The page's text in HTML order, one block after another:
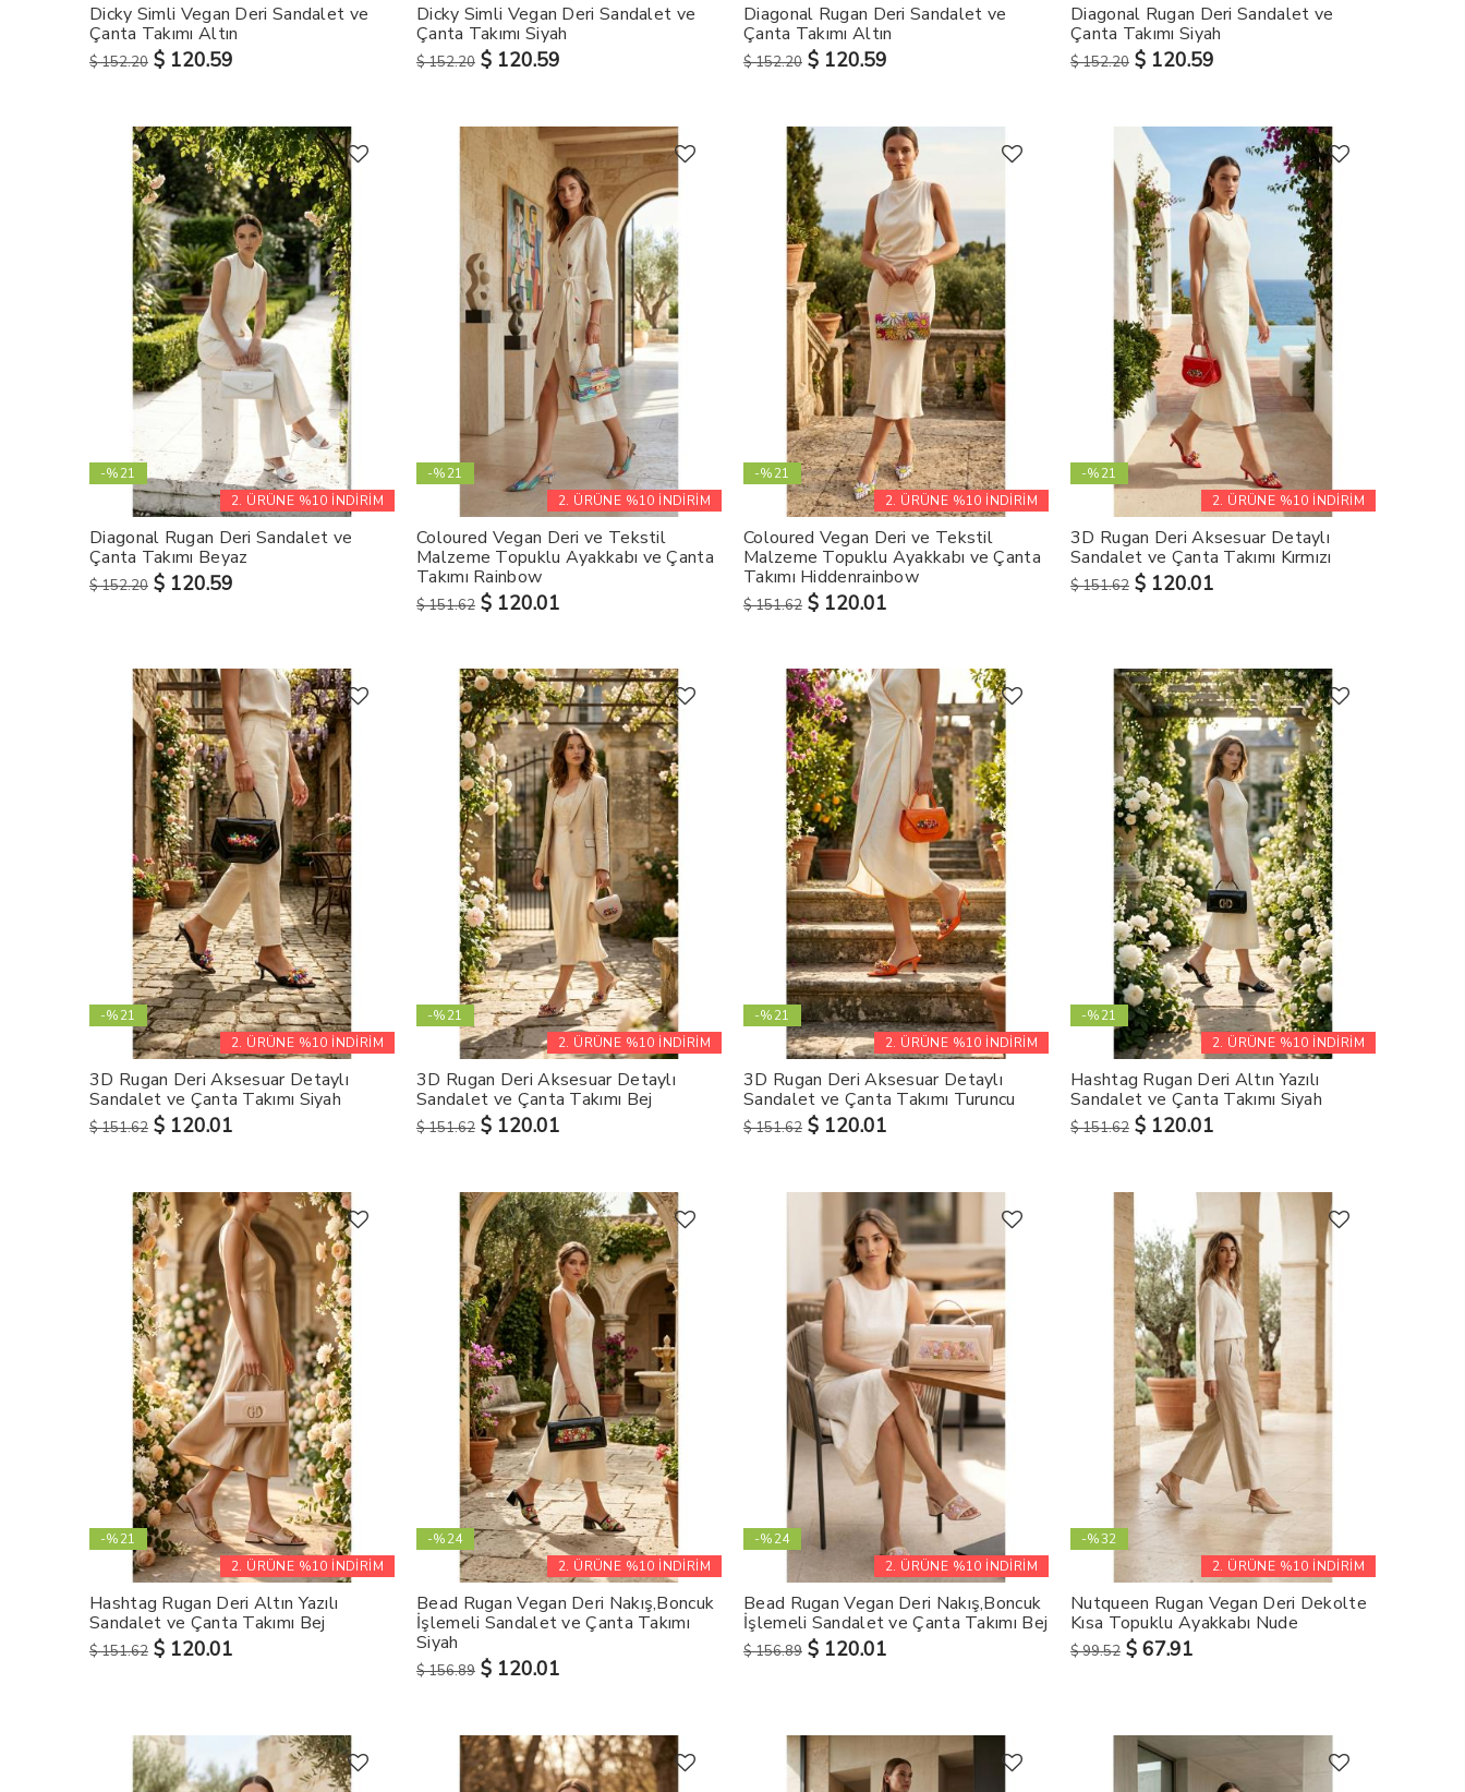
Dicky Simli Vegan Deri Sandalet ve
Çanta Takımı Altın
$ 152.20 $ 120.59
Dicky Simli Vegan Deri Sandalet ve
Çanta Takımı Siyah
$ 152.20 $ 120.59
Diagonal Rugan Deri Sandalet ve
Çanta Takımı Altın
$ 152.20 $ 120.59
Diagonal Rugan Deri Sandalet ve
Çanta Takımı Siyah
$ 152.20 $ 120.59
2. ÜRÜNE %10 İNDİRİM
-%21
Diagonal Rugan Deri Sandalet ve
Çanta Takımı Beyaz
$ 152.20 $ 120.59
2. ÜRÜNE %10 İNDİRİM
-%21
Coloured Vegan Deri ve Tekstil
Malzeme Topuklu Ayakkabı ve Çanta
Takımı Rainbow
$ 151.62 $ 120.01
2. ÜRÜNE %10 İNDİRİM
-%21
Coloured Vegan Deri ve Tekstil
Malzeme Topuklu Ayakkabı ve Çanta
Takımı Hiddenrainbow
$ 151.62 $ 120.01
2. ÜRÜNE %10 İNDİRİM
-%21
3D Rugan Deri Aksesuar Detaylı
Sandalet ve Çanta Takımı Kırmızı
$ 151.62 $ 120.01
2. ÜRÜNE %10 İNDİRİM
-%21
3D Rugan Deri Aksesuar Detaylı
Sandalet ve Çanta Takımı Siyah
$ 151.62 $ 120.01
2. ÜRÜNE %10 İNDİRİM
-%21
3D Rugan Deri Aksesuar Detaylı
Sandalet ve Çanta Takımı Bej
$ 151.62 $ 120.01
2. ÜRÜNE %10 İNDİRİM
-%21
3D Rugan Deri Aksesuar Detaylı
Sandalet ve Çanta Takımı Turuncu
$ 151.62 $ 120.01
2. ÜRÜNE %10 İNDİRİM
-%21
Hashtag Rugan Deri Altın Yazılı
Sandalet ve Çanta Takımı Siyah
$ 151.62 $ 120.01
2. ÜRÜNE %10 İNDİRİM
-%21
Hashtag Rugan Deri Altın Yazılı
Sandalet ve Çanta Takımı Bej
$ 151.62 $ 120.01
2. ÜRÜNE %10 İNDİRİM
-%24
Bead Rugan Vegan Deri Nakış,Boncuk
İşlemeli Sandalet ve Çanta Takımı
Siyah
$ 156.89 $ 120.01
2. ÜRÜNE %10 İNDİRİM
-%24
Bead Rugan Vegan Deri Nakış,Boncuk
İşlemeli Sandalet ve Çanta Takımı Bej
$ 156.89 $ 120.01
2. ÜRÜNE %10 İNDİRİM
-%32
Nutqueen Rugan Vegan Deri Dekolte
Kısa Topuklu Ayakkabı Nude
$ 99.52 $ 67.91